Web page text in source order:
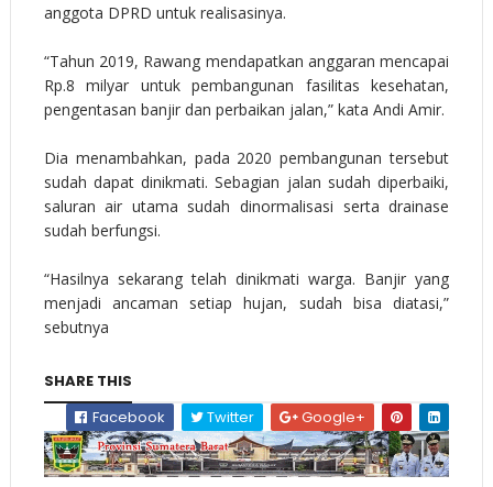
anggota DPRD untuk realisasinya.
“Tahun 2019, Rawang mendapatkan anggaran mencapai
Rp.8 milyar untuk pembangunan fasilitas kesehatan,
pengentasan banjir dan perbaikan jalan,” kata Andi Amir.
Dia menambahkan, pada 2020 pembangunan tersebut
sudah dapat dinikmati. Sebagian jalan sudah diperbaiki,
saluran air utama sudah dinormalisasi serta drainase
sudah berfungsi.
“Hasilnya sekarang telah dinikmati warga. Banjir yang
menjadi ancaman setiap hujan, sudah bisa diatasi,”
sebutnya
SHARE THIS
Facebook
Twitter Google+